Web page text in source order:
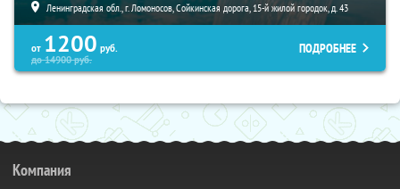
Ленинградская обл., г. Ломоносов, Сойкинская дорога, 15-й жилой городок, д. 43
от 1200 руб.
до14900руб.
ПОДРОБНЕЕ
Компания